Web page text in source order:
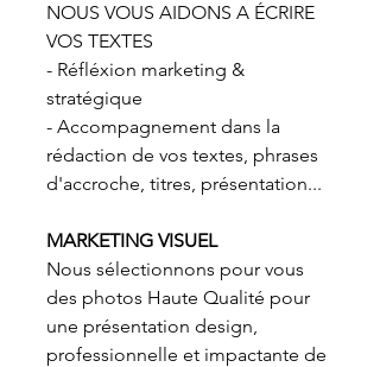
NOUS VOUS AIDONS A ÉCRIRE
VOS TEXTES
- Réfléxion marketing &
stratégique
- Accompagnement dans la
rédaction de vos textes, phrases
d'accroche, titres, présentation...
MARKETING VISUEL
Nous sélectionnons pour vous
des photos Haute Qualité pour
une présentation design,
professionnelle et impactante de